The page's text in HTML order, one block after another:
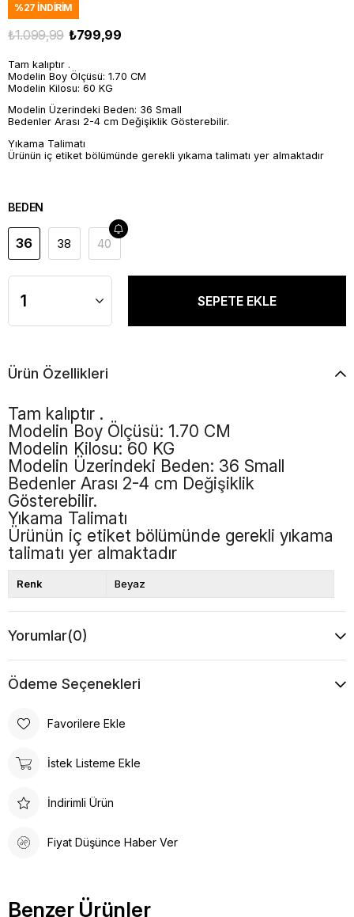
%27 İNDIRIM
₺1.099,99 ₺799,99
Tam kalıptır .
Modelin Boy Ölçüsü: 1.70 CM
Modelin Kilosu: 60 KG
Modelin Üzerindeki Beden: 36 Small
Bedenler Arası 2-4 cm Değişiklik Gösterebilir.
Yıkama Talimatı
Ürünün iç etiket bölümünde gerekli yıkama talimatı yer almaktadır
BEDEN
36 38 40
Ürün Özellikleri
Tam kalıptır .
Modelin Boy Ölçüsü: 1.70 CM
Modelin Kilosu: 60 KG
Modelin Üzerindeki Beden: 36 Small
Bedenler Arası 2-4 cm Değişiklik
Gösterebilir.
Yıkama Talimatı
Ürünün iç etiket bölümünde gerekli yıkama
talimatı yer almaktadır
Renk Beyaz
Yorumlar(0)
Ödeme Seçenekleri
Favorilere Ekle
İstek Listeme Ekle
İndirimli Ürün
Fiyat Düşünce Haber Ver
Benzer Ürünler